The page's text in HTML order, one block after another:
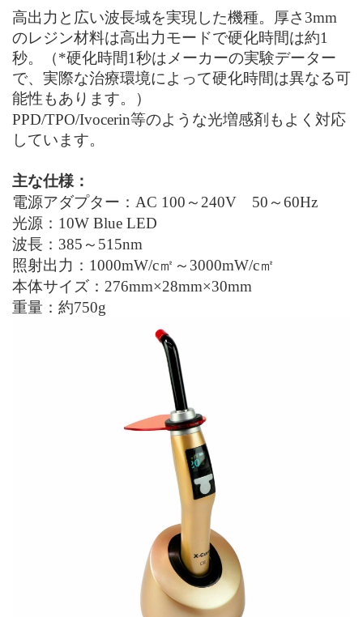
高出力と広い波長域を実現した機種。厚さ 3mm
のレジン材料は高出力モードで硬化時間は約1
秒。（*硬化時間1秒はメーカーの実験データー
で、実際な治療環境によって硬化時間は異なる可
能性もあります。）
PPD/TPO/Ivocerin等のような光増感剤もよく対応
しています。
主な仕様：
電源アダプター： AC 100～240V 50～60Hz
光源： 10W Blue LED
波長： 385～515nm
照射出力： 1000mW/c㎡～3000mW/c㎡
本体サイズ： 276mm×28mm×30mm
重量：約750g